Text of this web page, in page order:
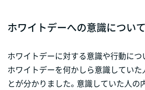
ホワイトデーへの意識について
ホワイトデーに対する意識や行動につ
ホワイトデーを何かしら意識してい
とが分かりました。意識していた人の